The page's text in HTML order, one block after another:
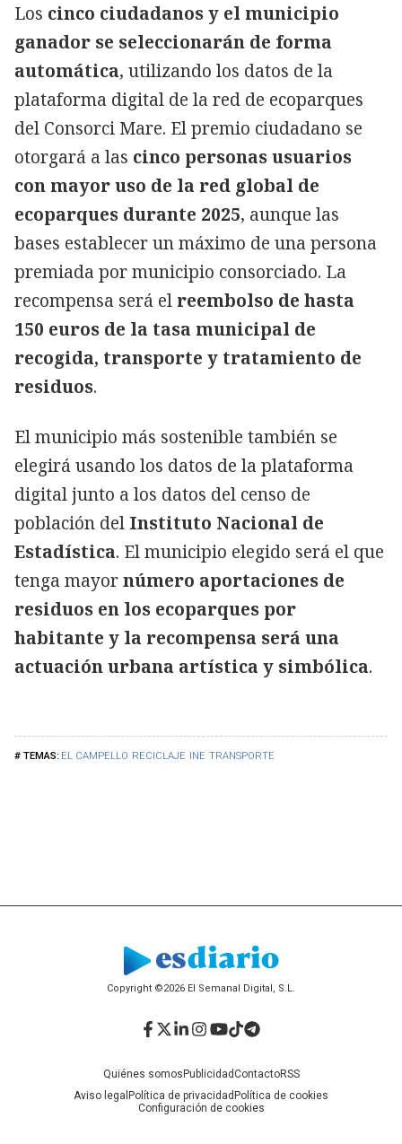
EL CAMPELLO RECICLAJE INE TRANSPORTE
Los cinco ciudadanos y el municipio
ganador se seleccionarán de forma
automática, utilizando los datos de la
plataforma digital de la red de ecoparques
del Consorci Mare. El premio ciudadano se
otorgará a las cinco personas usuarios
con mayor uso de la red global de
ecoparques durante 2025, aunque las
bases establecer un máximo de una persona
premiada por municipio consorciado. La
recompensa será el reembolso de hasta
150 euros de la tasa municipal de
recogida, transporte y tratamiento de
residuos.
El municipio más sostenible también se
elegirá usando los datos de la plataforma
digital junto a los datos del censo de
población del Instituto Nacional de
Estadística. El municipio elegido será el que
tenga mayornúmero aportaciones de
residuos en los ecoparques por
habitante y la recompensa será una
actuación urbana artística y simbólica.
Copyright ©2026 El Semanal Digital, S.L.
Quiénes somos PublicidadContactoRSS
Aviso legal Política de privacidad Política de cookies
Configuración de cookies
Facebook
Twitter
LinkedIn
Instagram
YouTube
TikTok
Telegram